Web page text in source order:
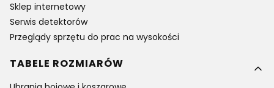
Sklep internetowy
Serwis detektorów
Przeglądy sprzętu do prac na wysokości
TABELE ROZMIARÓW